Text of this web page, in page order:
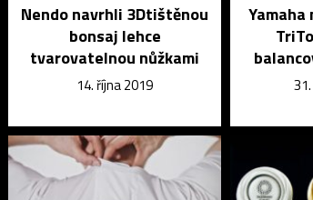
Nendo navrhli 3Dtištěnou
bonsaj lehce
tvarovatelnou nůžkami
14. října 2019